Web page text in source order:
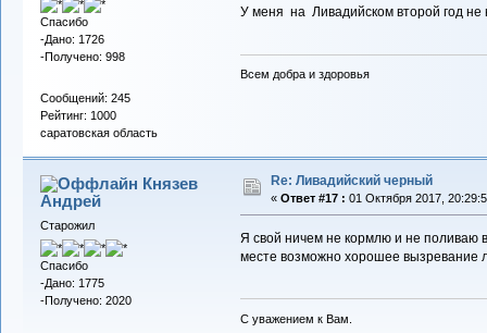
Спасибо
-Дано: 1726
-Получено: 998
Сообщений: 245
Рейтинг: 1000
саратовская область
У меня на Ливадийском второй год
Всем добра и здоровья
Князев
Андрей
Старожил
Спасибо
-Дано: 1775
-Получено: 2020
Re: Ливадийский черный
« Ответ #17 : 01 Октября 2017,
Я свой ничем не кормлю и не поливаю
месте возможно хорошее вызревание
С уважением к Вам.